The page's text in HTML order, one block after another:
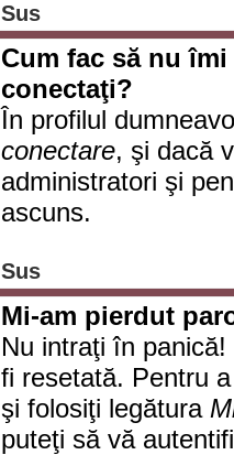
Sus
Cum fac să nu
conectaţi?
În profilul
conectare, şi dacă
administratori şi
ascuns.
Sus
Mi-am pierdut
Nu intraţi în
fi resetată. Pentru
şi folosiţi legătura
puteţi să vă